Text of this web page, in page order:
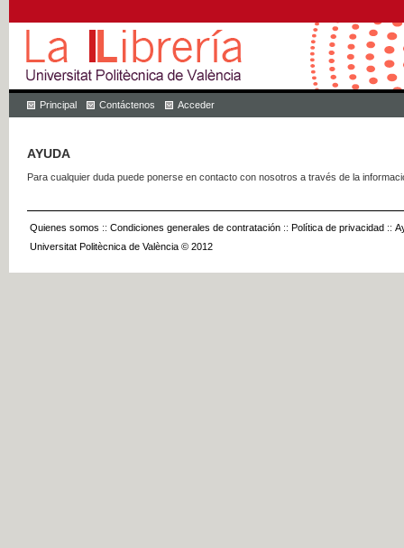
Principal Contáctenos Acceder
AYUDA
Para cualquier duda puede ponerse en contacto con nosotros a través de la
Quienes somos :: Condiciones generales de contratación :: Política de privacidad ::
Universitat Politècnica de València © 2012